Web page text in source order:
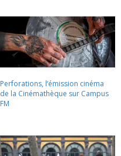
Perforations, l’émission cinéma
de la Cinémathèque sur Campus
FM